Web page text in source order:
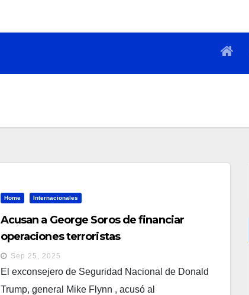
Home Internacionales
Acusan a George Soros de financiar
operaciones terroristas
Sep 25, 2025
El exconsejero de Seguridad Nacional de Donald
Trump, general Mike Flynn , acusó al